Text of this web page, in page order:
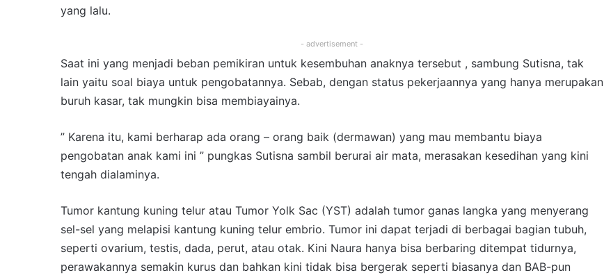
yang lalu.
- advertisement -
Saat ini yang menjadi beban pemikiran untuk kesembuhan anaknya tersebut , sambung Sutisna, tak
lain yaitu soal biaya untuk pengobatannya. Sebab, dengan status pekerjaannya yang hanya merupakan
buruh kasar, tak mungkin bisa membiayainya.
” Karena itu, kami berharap ada orang – orang baik (dermawan) yang mau membantu biaya
pengobatan anak kami ini ” pungkas Sutisna sambil berurai air mata, merasakan kesedihan yang kini
tengah dialaminya.
Tumor kantung kuning telur atau Tumor Yolk Sac (YST) adalah tumor ganas langka yang menyerang
sel-sel yang melapisi kantung kuning telur embrio. Tumor ini dapat terjadi di berbagai bagian tubuh,
seperti ovarium, testis, dada, perut, atau otak. Kini Naura hanya bisa berbaring ditempat tidurnya,
perawakannya semakin kurus dan bahkan kini tidak bisa bergerak seperti biasanya dan BAB-pun